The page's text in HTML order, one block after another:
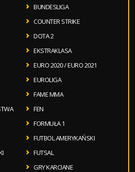
BUNDESLIGA
COUNTER STRIKE
DOTA 2
EKSTRAKLASA
EURO 2020 / EURO 2021
EUROLIGA
FAME MMA
FEN
FORMUŁA 1
FUTBOL AMERYKAŃSKI
FUTSAL
GRY KARCIANE